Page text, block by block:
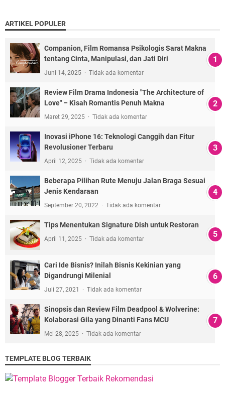
ARTIKEL POPULER
Companion, Film Romansa Psikologis Sarat Makna
tentang Cinta, Manipulasi, dan Jati Diri
Juni 14, 2025 Tidak ada komentar
Review Film Drama Indonesia "The Architecture of
Love" – Kisah Romantis Penuh Makna
Maret 29, 2025 Tidak ada komentar
Inovasi iPhone 16: Teknologi Canggih dan Fitur
Revolusioner Terbaru
April 12, 2025 Tidak ada komentar
Beberapa Pilihan Rute Menuju Jalan Braga Sesuai
Jenis Kendaraan
September 20, 2022 Tidak ada komentar
Tips Menentukan Signature Dish untuk Restoran
April 11, 2025 Tidak ada komentar
Cari Ide Bisnis? Inilah Bisnis Kekinian yang
Digandrungi Milenial
Juli 27, 2021 Tidak ada komentar
Sinopsis dan Review Film Deadpool & Wolverine:
Kolaborasi Gila yang Dinanti Fans MCU
Mei 28, 2025 Tidak ada komentar
TEMPLATE BLOG TERBAIK